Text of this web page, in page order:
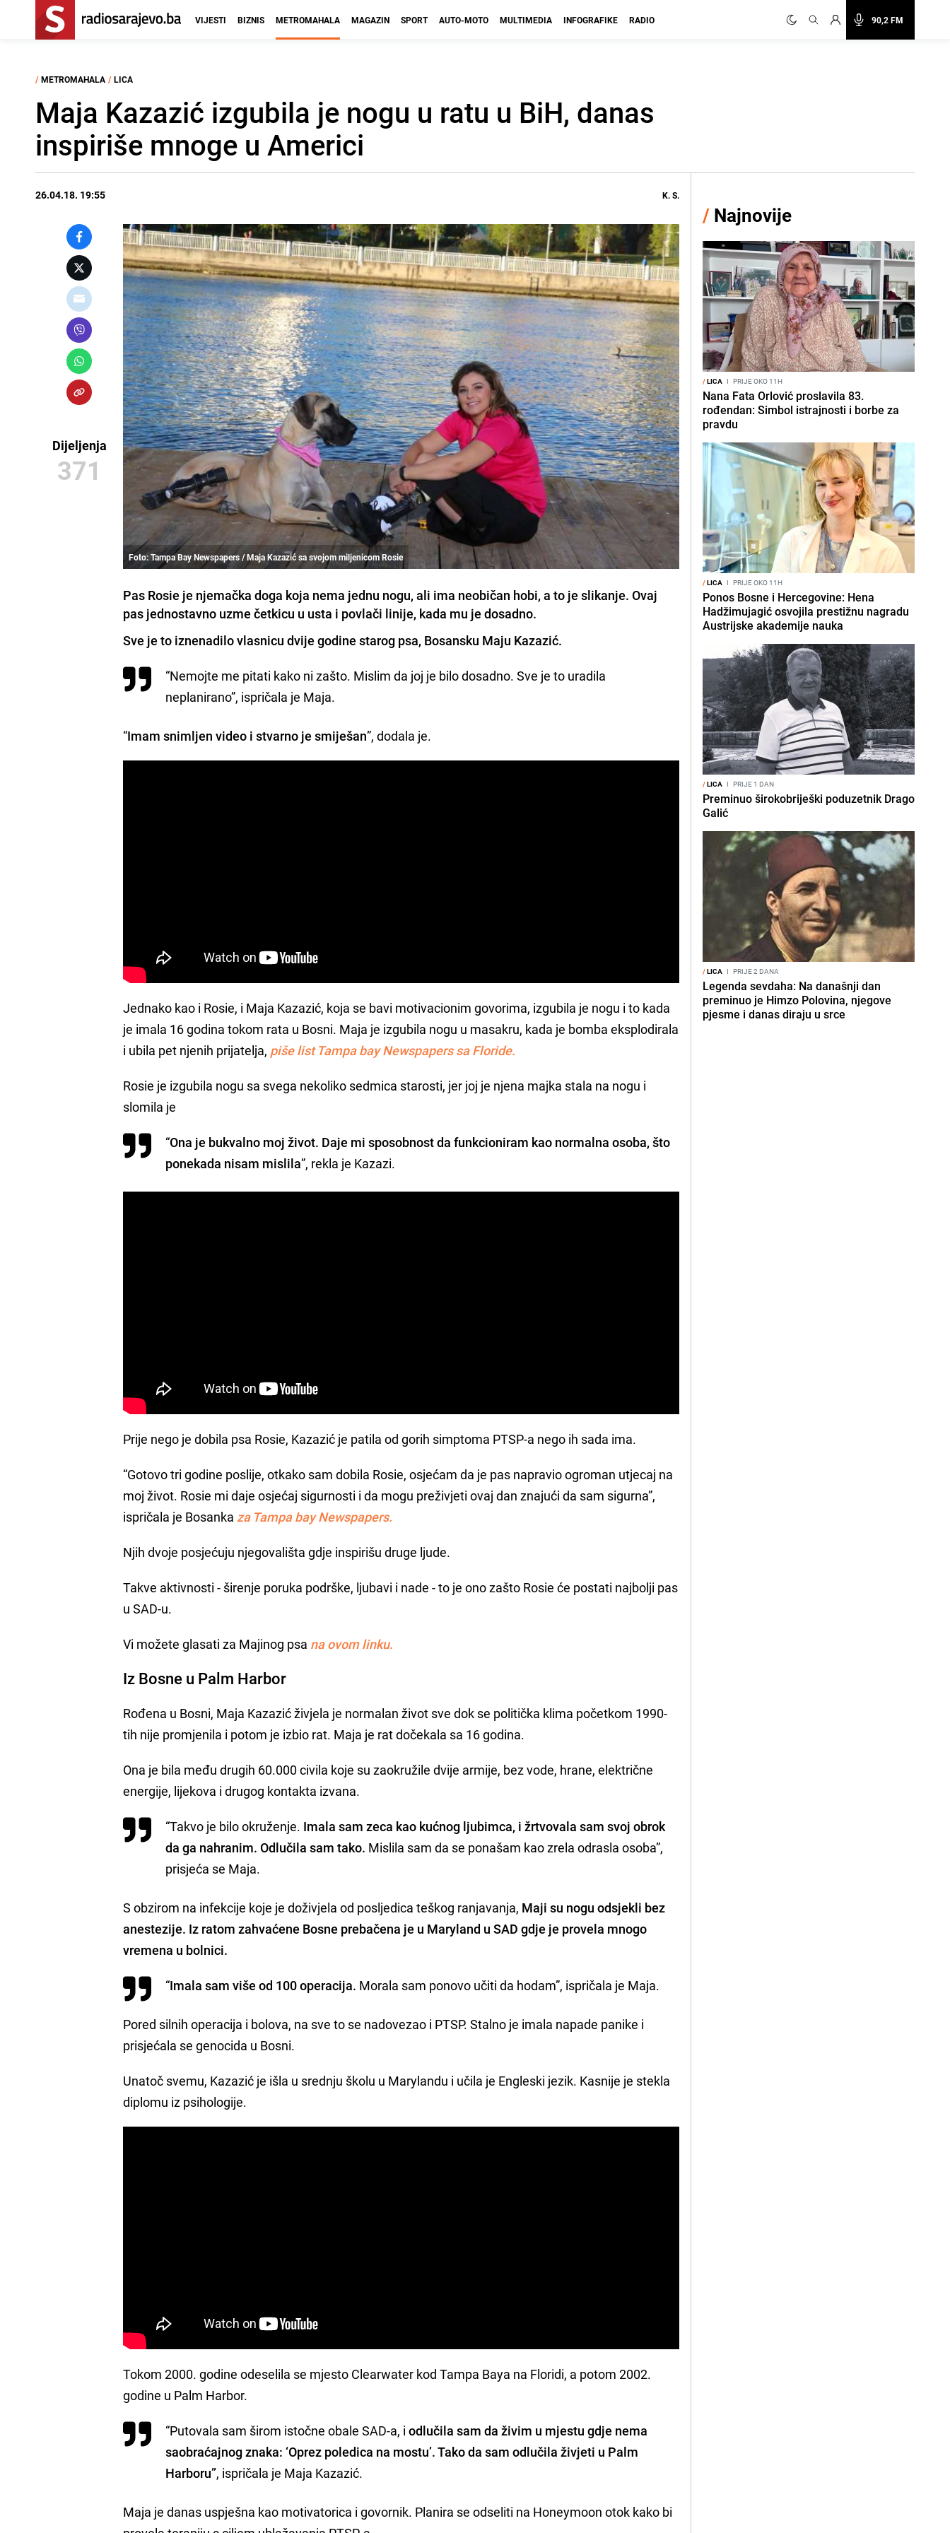
90,2 FM
VIJESTI BIZNIS METROMAHALA MAGAZIN SPORT AUTO-MOTO MULTIMEDIA INFOGRAFIKE RADIO
/ METROMAHALA / LICA
Maja Kazazić izgubila je nogu u ratu u BiH, danas
inspiriše mnoge u Americi
26.04.18. 19:55 K. S.
Dijeljenja
371
Foto: Tampa Bay Newspapers / Maja Kazazić sa svojom miljenicom Rosie
Pas Rosie je njemačka doga koja nema jednu nogu, ali ima neobičan hobi, a to je slikanje. Ovaj
pas jednostavno uzme četkicu u usta i povlači linije, kada mu je dosadno.
Sve je to iznenadilo vlasnicu dvije godine starog psa, Bosansku Maju Kazazić.
“Nemojte me pitati kako ni zašto. Mislim da joj je bilo dosadno. Sve je to uradila
neplanirano”, ispričala je Maja.
“Imam snimljen video i stvarno je smiješan”, dodala je.
Jednako kao i Rosie, i Maja Kazazić, koja se bavi motivacionim govorima, izgubila je nogu i to kada
je imala 16 godina tokom rata u Bosni. Maja je izgubila nogu u masakru, kada je bomba eksplodirala
i ubila pet njenih prijatelja, piše list Tampa bay Newspapers sa Floride.
Rosie je izgubila nogu sa svega nekoliko sedmica starosti, jer joj je njena majka stala na nogu i
slomila je
“Ona je bukvalno moj život. Daje mi sposobnost da funkcioniram kao normalna osoba, što
ponekada nisam mislila”, rekla je Kazazi.
Prije nego je dobila psa Rosie, Kazazić je patila od gorih simptoma PTSP-a nego ih sada ima.
“Gotovo tri godine poslije, otkako sam dobila Rosie, osjećam da je pas napravio ogroman utjecaj na
moj život. Rosie mi daje osjećaj sigurnosti i da mogu preživjeti ovaj dan znajući da sam sigurna”,
ispričala je Bosanka za Tampa bay Newspapers.
Njih dvoje posjećuju njegovališta gdje inspirišu druge ljude.
Takve aktivnosti - širenje poruka podrške, ljubavi i nade - to je ono zašto Rosie će postati najbolji pas
u SAD-u.
Vi možete glasati za Majinog psa na ovom linku.
Iz Bosne u Palm Harbor
Rođena u Bosni, Maja Kazazić živjela je normalan život sve dok se politička klima početkom 1990-
tih nije promjenila i potom je izbio rat. Maja je rat dočekala sa 16 godina.
Ona je bila među drugih 60.000 civila koje su zaokružile dvije armije, bez vode, hrane, električne
energije, lijekova i drugog kontakta izvana.
“Takvo je bilo okruženje. Imala sam zeca kao kućnog ljubimca, i žrtvovala sam svoj obrok
da ga nahranim. Odlučila sam tako. Mislila sam da se ponašam kao zrela odrasla osoba”,
prisjeća se Maja.
S obzirom na infekcije koje je doživjela od posljedica teškog ranjavanja, Maji su nogu odsjekli bez
anestezije. Iz ratom zahvaćene Bosne prebačena je u Maryland u SAD gdje je provela mnogo
vremena u bolnici.
“Imala sam više od 100 operacija. Morala sam ponovo učiti da hodam”, ispričala je Maja.
Pored silnih operacija i bolova, na sve to se nadovezao i PTSP. Stalno je imala napade panike i
prisjećala se genocida u Bosni.
Unatoč svemu, Kazazić je išla u srednju školu u Marylandu i učila je Engleski jezik. Kasnije je stekla
diplomu iz psihologije.
Tokom 2000. godine odeselila se mjesto Clearwater kod Tampa Baya na Floridi, a potom 2002.
godine u Palm Harbor.
“Putovala sam širom istočne obale SAD-a, iodlučila sam da živim u mjestu gdje nema
saobraćajnog znaka: ‘Oprez poledica na mostu’. Tako da sam odlučila živjeti u Palm
Harboru”, ispričala je Maja Kazazić.
Maja je danas uspješna kao motivatorica i govornik. Planira se odseliti na Honeymoon otok kako bi
/ Najnovije
/LICA I PRIJE OKO 11H
Nana Fata Orlović proslavila 83.
rođendan: Simbol istrajnosti i borbe za
pravdu
/LICA I PRIJE OKO 11H
Ponos Bosne i Hercegovine: Hena
Hadžimujagić osvojila prestižnu nagradu
Austrijske akademije nauka
/LICA I PRIJE 1 DAN
Preminuo širokobriješki poduzetnik Drago
Galić
/LICA I PRIJE 2 DANA
Legenda sevdaha: Na današnji dan
preminuo je Himzo Polovina, njegove
pjesme i danas diraju u srce